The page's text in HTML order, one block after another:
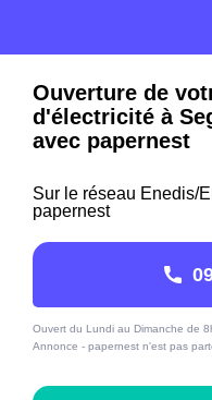
Ouverture de
d'électricité à
avec papernest
Sur le réseau Enedis/
papernest
Ouvert du Lundi au Dimanche de
Annonce - papernest n'est pas